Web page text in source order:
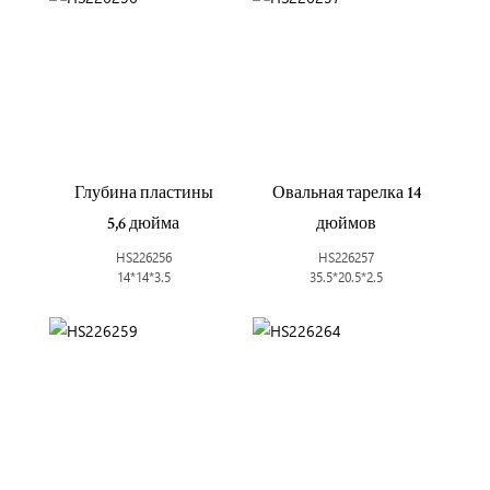
Глубина пластины
5,6 дюйма
HS226256
14*14*3.5
Овальная тарелка 14
дюймов
HS226257
35.5*20.5*2.5